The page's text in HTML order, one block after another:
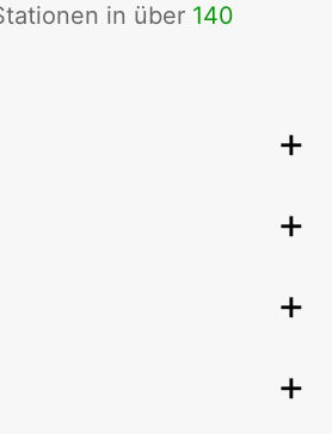
in über 140